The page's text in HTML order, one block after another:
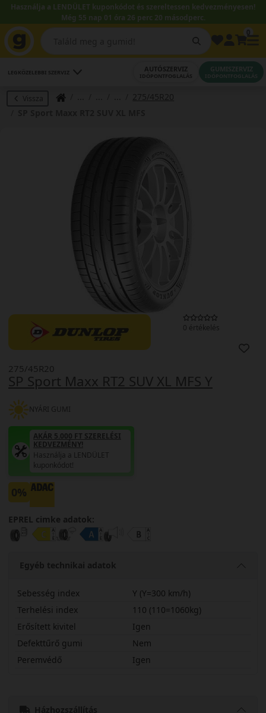
Használja a LENDÜLET kuponkódot és szereltessen kedvezményesen!
Még 55 nap 01 óra 26 perc 19 másodperc.
LEGKÖZELEBBI SZERVIZ AUTÓSZERVIZ
IDŐPONTFOGLALÁS
GUMISZERVIZ
IDŐPONTFOGLALÁS
Vissza
275/45R20
0 értékelés
SP Sport Maxx RT2 SUV XL MFS Y
275/45R20
NYÁRI GUMI
AKÁR 5.000 FT SZERELÉSI
KEDVEZMÉNY!
Használja a LENDÜLET
kuponkódot!
0%
EPREL cimke adatok:
Egyéb technikai adatok
Sebesség index
Y (Y=300 km/h)
Terhelési index
110 (110=1060kg)
Erősített kivitel
Igen
Defekttűrő gumi
Nem
Peremvédő
Igen
Házhozszállítás